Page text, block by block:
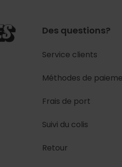
Des questions?
Service clients
Méthodes de
Frais de port
Suivi du colis
Retour